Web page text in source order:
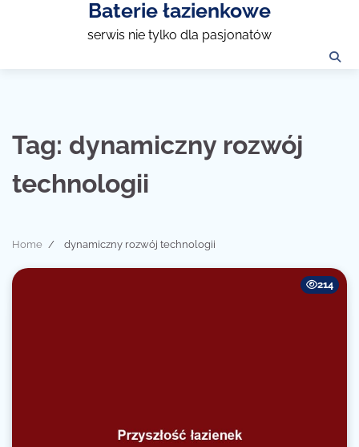
Baterie łazienkowe
serwis nie tylko dla pasjonatów
Tag: dynamiczny rozwój
technologii
Home dynamiczny rozwój technologii
214